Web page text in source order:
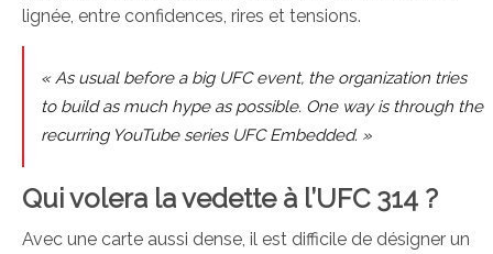
lignée, entre confidences, rires et tensions.
« As usual before a big UFC event, the organization tries
to build as much hype as possible. One way is through the
recurring YouTube series UFC Embedded. »
Qui volera la vedette à l’UFC 314 ?
Avec une carte aussi dense, il est difficile de désigner un